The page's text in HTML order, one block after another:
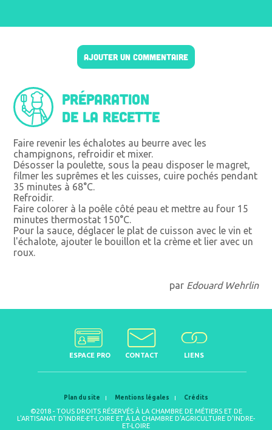
AJOUTER UN COMMENTAIRE
Préparation
de la recette
Faire revenir les échalotes au beurre avec les
champignons, refroidir et mixer.
Désosser la poulette, sous la peau disposer le magret,
filmer les suprêmes et les cuisses, cuire pochés pendant
35 minutes à 68°C.
Refroidir.
Faire colorer à la poêle côté peau et mettre au four 15
minutes thermostat 150°C.
Pour la sauce, déglacer le plat de cuisson avec le vin et
l'échalote, ajouter le bouillon et la crème et lier avec un
roux.
par Edouard Wehrlin
ESPACE PRO CONTACT LIENS
Plan du site Mentions légales Crédits
©2018 - TOUS DROITS RÉSERVÉS À LA CHAMBRE DE MÉTIERS ET DE
L'ARTISANAT D'INDRE-ET-LOIRE ET À LA CHAMBRE D'AGRICULTURE D'INDRE-
ET-LOIRE